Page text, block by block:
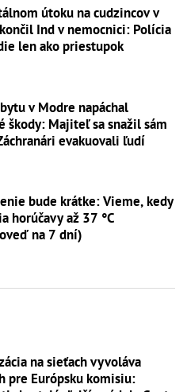
útoku na cudzincov v
Ind v nemocnici: Polícia
len ako priestupok
v Modre napáchal
škody: Majiteľ sa snažil sám
evakuovali ľudí
bude krátke: Vieme, kedy
horúčavy až 37 °C
na 7 dní)
na sieťach vyvoláva
pre Európsku komisiu: